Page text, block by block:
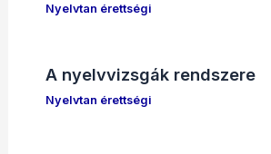
Nyelvtan érettségi
A nyelvvizsgák rendszere
Nyelvtan érettségi